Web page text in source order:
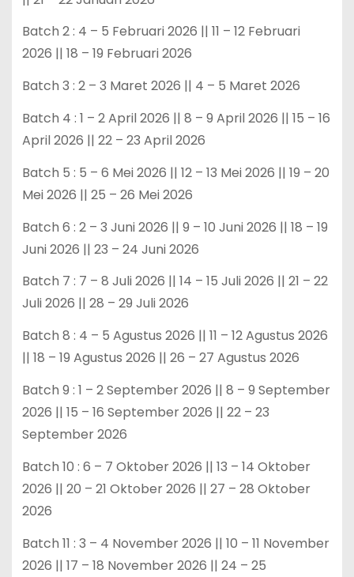
Batch 2 : 4 – 5 Februari 2026 || 11 – 12 Februari
2026 || 18 – 19 Februari 2026
Batch 3 : 2 – 3 Maret 2026 || 4 – 5 Maret 2026
Batch 4 : 1 – 2 April 2026 || 8 – 9 April 2026 || 15 – 16
April 2026 || 22 – 23 April 2026
Batch 5 : 5 – 6 Mei 2026 || 12 – 13 Mei 2026 || 19 – 20
Mei 2026 || 25 – 26 Mei 2026
Batch 6 : 2 – 3 Juni 2026 || 9 – 10 Juni 2026 || 18 – 19
Juni 2026 || 23 – 24 Juni 2026
Batch 7 : 7 – 8 Juli 2026 || 14 – 15 Juli 2026 || 21 – 22
Juli 2026 || 28 – 29 Juli 2026
Batch 8 : 4 – 5 Agustus 2026 || 11 – 12 Agustus 2026
|| 18 – 19 Agustus 2026 || 26 – 27 Agustus 2026
Batch 9 : 1 – 2 September 2026 || 8 – 9 September
2026 || 15 – 16 September 2026 || 22 – 23
September 2026
Batch 10 : 6 – 7 Oktober 2026 || 13 – 14 Oktober
2026 || 20 – 21 Oktober 2026 || 27 – 28 Oktober
2026
Batch 11 : 3 – 4 November 2026 || 10 – 11 November
2026 || 17 – 18 November 2026 || 24 – 25